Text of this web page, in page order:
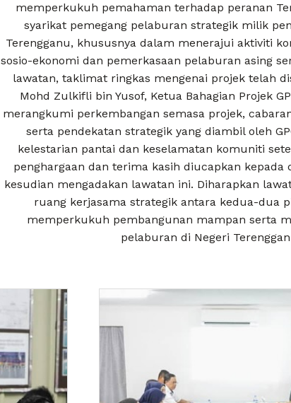
memperkukuh pemahaman terhadap peranan
syarikat pemegang pelaburan strategik milik
Terengganu, khususnya dalam menerajui aktiviti
sosio-ekonomi dan pemerkasaan pelaburan asing
lawatan, taklimat ringkas mengenai projek telah
Mohd Zulkifli bin Yusof, Ketua Bahagian Projek
merangkumi perkembangan semasa projek,
serta pendekatan strategik yang diambil oleh
kelestarian pantai dan keselamatan komuniti
penghargaan dan terima kasih diucapkan kepada
kesudian mengadakan lawatan ini. Diharapkan
ruang kerjasama strategik antara kedua-dua
memperkukuh pembangunan mampan serta
pelaburan di Negeri